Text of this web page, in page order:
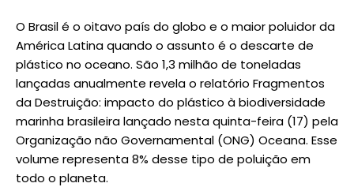
O Brasil é o oitavo país do globo e o maior poluidor da
América Latina quando o assunto é o descarte de
plástico no oceano. São 1,3 milhão de toneladas
lançadas anualmente revela o relatório Fragmentos
da Destruição: impacto do plástico à biodiversidade
marinha brasileira lançado nesta quinta-feira (17) pela
Organização não Governamental (ONG) Oceana. Esse
volume representa 8% desse tipo de poluição em
todo o planeta.